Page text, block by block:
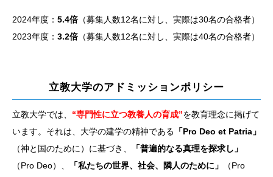
2024年度： 5.4倍（募集人数12名に対し、実際は30名の合格者）
2023年度： 3.2倍（募集人数12名に対し、実際は40名の合格者）
立教大学のアドミッションポリシー
立教大学では、 “専門性に立つ教養人の育成”を教育理念に掲げて
います。それは、大学の建学の精神である 「Pro Deo et Patria」
（神と国のために）に基づき、
「普遍的なる真理を探求し」
（Pro Deo）、
「私たちの世界、社会、隣人のために」
（Pro